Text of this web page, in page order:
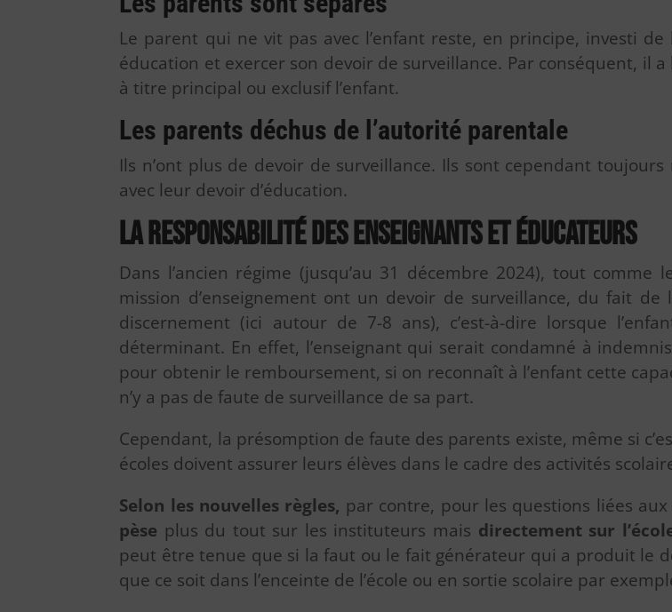
Le parent qui ne vit pas avec l’enfant reste, en principe, investi
éducation et exercer son devoir de surveillance. Par conséquent, il
à titre principal ou exclusif l’enfant.
Les parents déchus de l’autorité parentale
Ils n’ont plus de devoir de surveillance. Ils sont cependant
avec leur devoir d’éducation.
La responsabilité des enseignants et éducateurs
Dans l’ancien régime (jusqu’au 31 décembre 2024), tout
mission d’enseignement ont un devoir de surveillance, du fait de
discernement (ici autour de 7-8 ans), c’est-à-dire lorsque
déterminant. En effet, l’enseignant qui serait condamné à
pour obtenir le remboursement, si on reconnaît à l’enfant cette
n’y a pas de faute de surveillance de sa part.
Cependant, la présomption de faute des parents existe, même si
écoles doivent assurer leurs élèves dans le cadre des activités
Selon les nouvelles règles, par contre, pour les questions liées aux
pèse plus du tout sur les instituteurs mais directement sur
peut être tenue que si la faut ou le fait générateur qui a produit le
que ce soit dans l’enceinte de l’école ou en sortie scolaire par